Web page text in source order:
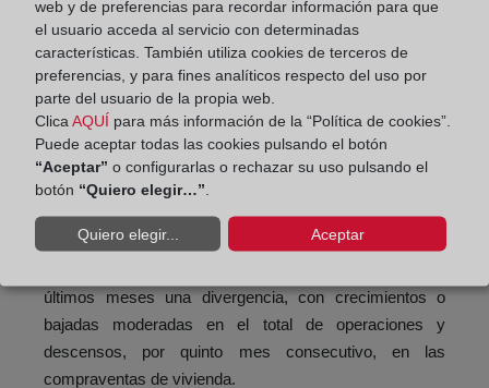
Durante la primera mitad del periodo analizado, el
mercado ha mostrado una alternancia de periodos de
crecimiento y suaves descensos, que finalmente ha
desembocado a partir de enero de 2026 en cinco meses
consecutivos de mayor estabilidad, donde las mayores
diferencias (en enero y mayo) han sido a la baja. La
trayectoria de las compraventas totales y las de
últimos meses una divergencia, con crecimientos o
bajadas moderadas en el total de operaciones y
descensos, por quinto mes consecutivo, en las
compraventas de vivienda.
web y de preferencias para recordar información para que
el usuario acceda al servicio con determinadas
características. También utiliza cookies de terceros de
preferencias, y para fines analíticos respecto del uso por
parte del usuario de la propia web.
Clica AQUÍ para más información de la “Política de cookies”.
Puede aceptar todas las cookies pulsando el botón
“Aceptar” o configurarlas o rechazar su uso pulsando el
botón “Quiero elegir…”
Quiero elegir... Aceptar